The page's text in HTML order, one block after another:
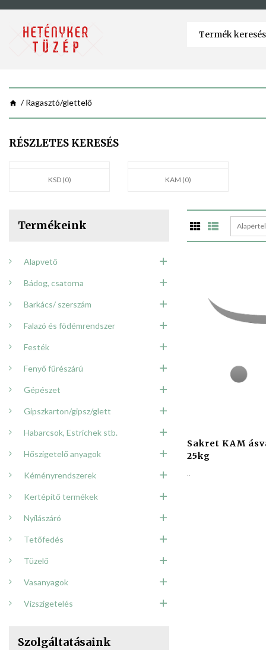
Ragasztó/glettelő
RÉSZLETES KERESÉS
KSD (0) KAM (0)
Termékeink
Alapvető
Bádog, csatorna
Barkács/ szerszám
Falazó és födémrendszer
Festék
Fenyő fűrészárú
Gépészet
Gipszkarton/gipsz/glett
Habarcsok, Estrichek stb.
Hőszigetelő anyagok
Kéményrendszerek
Kertépítő termékek
Nyílászáró
Tetőfedés
Tüzelő
Vasanyagok
Vízszigetelés
Szolgáltatásaink
Sakret KAM
25kg
..